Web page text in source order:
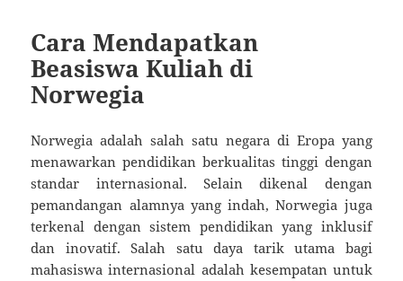
Cara Mendapatkan
Beasiswa Kuliah di
Norwegia
Norwegia adalah salah satu negara di Eropa yang
menawarkan pendidikan berkualitas tinggi dengan
standar internasional. Selain dikenal dengan
pemandangan alamnya yang indah, Norwegia juga
terkenal dengan sistem pendidikan yang inklusif
dan inovatif. Salah satu daya tarik utama bagi
mahasiswa internasional adalah kesempatan untuk